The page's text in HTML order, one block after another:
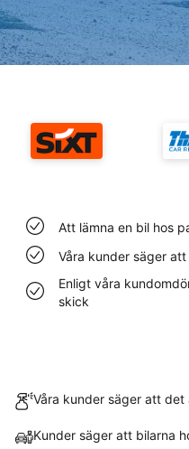
Att lämna en bil hos
Våra kunder säger
Enligt våra
skick
Våra kunder säger att
Kunder säger att bilarna